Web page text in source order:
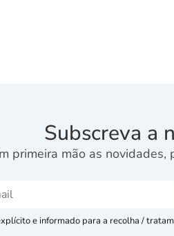
Subscreva a
primeira mão as
e informado para a recolha /